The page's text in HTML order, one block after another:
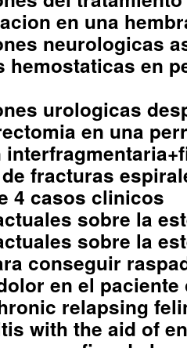
en una
neurologicas
hemostaticas en
urologicas
en una
fracturas
4 casos clinicos
sobre la
sobre la
conseguir
en el
relapsing
with the aid of